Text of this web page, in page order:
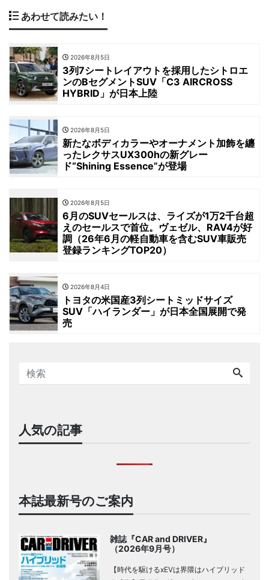
あわせて読みたい！
2026年8月5日
3列7シートレイアウトを採用したシトロエ
ンのBセグメントSUV「C3 AIRCROSS
HYBRID」が日本上陸
2026年8月5日
新たなボディカラーやオーナメント加飾を纏
ったレクサスUX300hの新グレー
ド“Shining Essence”が登場
2026年8月5日
6月のSUVセールスは、ライズが1万2千台超
えのセールスで首位。ヴェゼル、RAV4が好
調（26年6月の軽自動車を含むSUV車販売
登録ランキングTOP20）
2026年8月4日
トヨタの米国産3列シートミッドサイズ
SUV「ハイランダー」が日本全国展開で発
売
人気の記事
本誌最新号のご案内
雑誌『CAR and DRIVER』
（2026年9月号）
【時代を駆けるxEVは界隈はハイブリッド